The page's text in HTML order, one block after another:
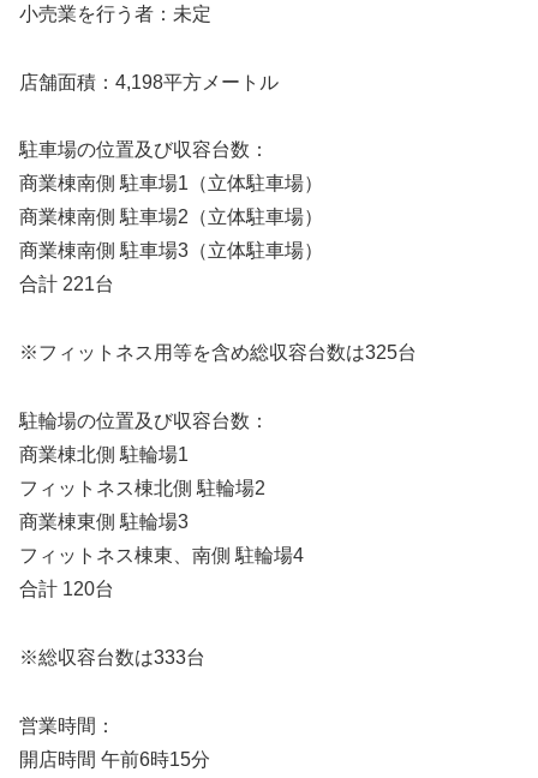
小売業を行う者：未定
店舗面積：4,198平方メートル
駐車場の位置及び収容台数：
商業棟南側 駐車場1（立体駐車場）
商業棟南側 駐車場2（立体駐車場）
商業棟南側 駐車場3（立体駐車場）
合計 221台
※フィットネス用等を含め総収容台数は325台
駐輪場の位置及び収容台数：
商業棟北側 駐輪場1
フィットネス棟北側 駐輪場2
商業棟東側 駐輪場3
フィットネス棟東、南側 駐輪場4
合計 120台
※総収容台数は333台
営業時間：
開店時間 午前6時15分